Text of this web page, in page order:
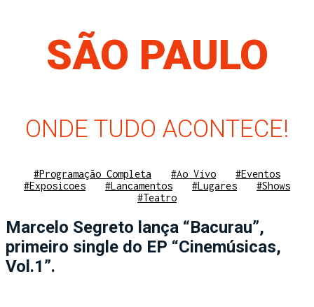
SÃO PAULO
ONDE TUDO ACONTECE!
#Programação Completa #Ao Vivo
#Eventos
#Exposicoes
#Lancamentos #Lugares
#Shows
#Teatro
Marcelo Segreto lança “Bacurau”,
primeiro single do EP “Cinemúsicas,
Vol.1”.